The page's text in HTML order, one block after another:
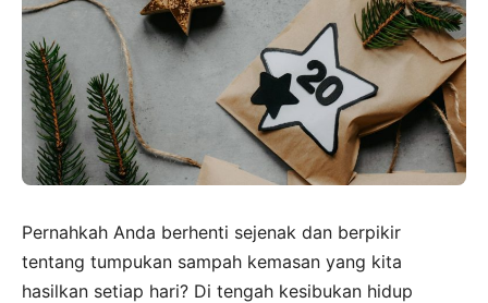
Pernahkah Anda berhenti sejenak dan berpikir
tentang tumpukan sampah kemasan yang kita
hasilkan setiap hari? Di tengah kesibukan hidup